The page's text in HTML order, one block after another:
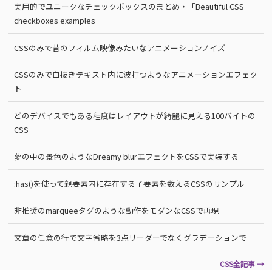
実用的でユニークなチェックボックスのまとめ・「Beautiful CSS
checkboxes examples」
CSSのみで昔のフィルム映像みたいなアニメーションノイズ
CSSのみで白抜きテキスト内に波打つようなアニメーションエフェク
ト
どのデバイスでもある程度はレイアウトが綺麗に見える100バイトの
CSS
夢の中の景色のようなDreamy blurエフェクトをCSSで実装する
:has()を使って親要素内に存在する子要素を数えるCSSのサンプル
非推奨のmarqueeタグのような動作をモダンなCSSで再現
文章の任意の行で文字省略を3点リーダーでなくグラデーションで
CSS全記事 →